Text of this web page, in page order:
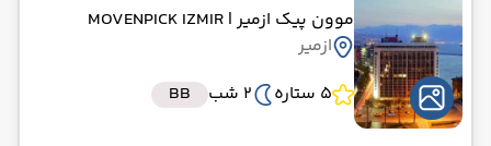
موون پیک ازمیر| MOVENPICK IZMIR
ازمیر
5 ستاره
2 شب BB